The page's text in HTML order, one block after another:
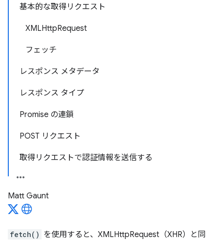
基本的な取得リクエスト
XMLHttpRequest
フェッチ
レスポンス メタデータ
レスポンス タイプ
Promise の連鎖
POST リクエスト
取得リクエストで認証情報を送信する
Matt Gaunt
fetch() を使用すると、XMLHttpRequest（XHR）と同